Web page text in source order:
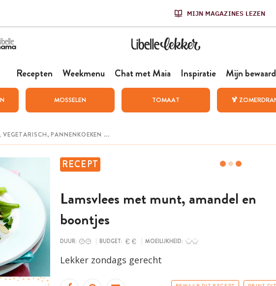
MIJN MAGAZINES LEZEN
Recepten Weekmenu Chat met Maia Inspiratie Mijn
MOSSELEN TOMAAT 🍹
RECEPT
Lamsvlees met munt, amandel en
boontjes
DUUR: BUDGET: MOEILIJKHEID:
Lekker zondags gerecht